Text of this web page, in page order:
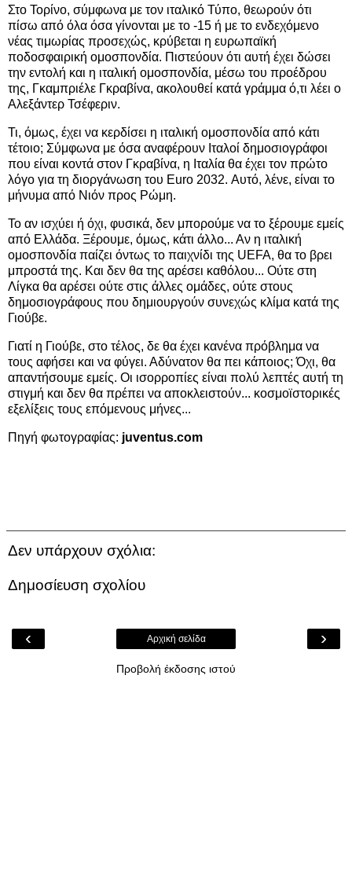
Στο Τορίνο, σύμφωνα με τον ιταλικό Τύπο, θεωρούν ότι
πίσω από όλα όσα γίνονται με το -15 ή με το ενδεχόμενο
νέας τιμωρίας προσεχώς, κρύβεται η ευρωπαϊκή
ποδοσφαιρική ομοσπονδία. Πιστεύουν ότι αυτή έχει δώσει
την εντολή και η ιταλική ομοσπονδία, μέσω του προέδρου
της, Γκαμπριέλε Γκραβίνα, ακολουθεί κατά γράμμα ό,τι λέει ο
Αλεξάντερ Τσέφεριν.
Τι, όμως, έχει να κερδίσει η ιταλική ομοσπονδία από κάτι
τέτοιο; Σύμφωνα με όσα αναφέρουν Ιταλοί δημοσιογράφοι
που είναι κοντά στον Γκραβίνα, η Ιταλία θα έχει τον πρώτο
λόγο για τη διοργάνωση του Euro 2032. Αυτό, λένε, είναι το
μήνυμα από Νιόν προς Ρώμη.
Το αν ισχύει ή όχι, φυσικά, δεν μπορούμε να το ξέρουμε εμείς
από Ελλάδα. Ξέρουμε, όμως, κάτι άλλο... Αν η ιταλική
ομοσπονδία παίζει όντως το παιχνίδι της UEFA, θα το βρει
μπροστά της. Και δεν θα της αρέσει καθόλου... Ούτε στη
Λίγκα θα αρέσει ούτε στις άλλες ομάδες, ούτε στους
δημοσιογράφους που δημιουργούν συνεχώς κλίμα κατά της
Γιούβε.
Γιατί η Γιούβε, στο τέλος, δε θα έχει κανένα πρόβλημα να
τους αφήσει και να φύγει. Αδύνατον θα πει κάποιος; Όχι, θα
απαντήσουμε εμείς. Οι ισορροπίες είναι πολύ λεπτές αυτή τη
στιγμή και δεν θα πρέπει να αποκλειστούν... κοσμοϊστορικές
εξελίξεις τους επόμενους μήνες...
Πηγή φωτογραφίας: juventus.com
Δεν υπάρχουν σχόλια:
Δημοσίευση σχολίου
‹ ›
Αρχική σελίδα
Προβολή έκδοσης ιστού